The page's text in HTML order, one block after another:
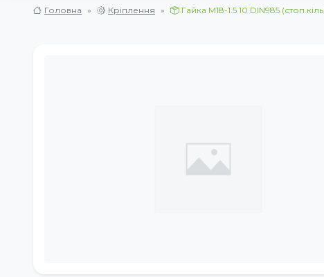
Головна Кріплення Гайка М18-1.5 10 DIN985